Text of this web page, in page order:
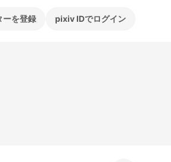
ーを登録 pixiv IDでログイン